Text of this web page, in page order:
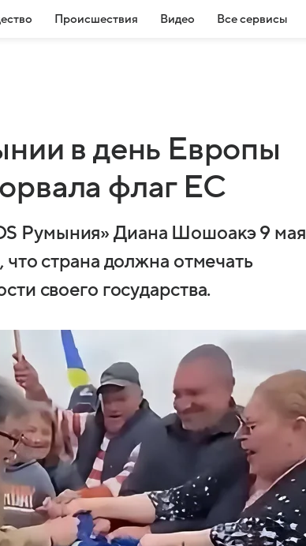
Происшествия Видео Все сервисы
в день Европы
флаг ЕС
Румыния» Диана Шошоакэ 9 мая
страна должна отмечать
своего государства.